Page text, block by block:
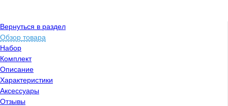
Вернуться в раздел
Обзор товара
Набор
Комплект
Описание
Характеристики
Аксессуары
Отзывы